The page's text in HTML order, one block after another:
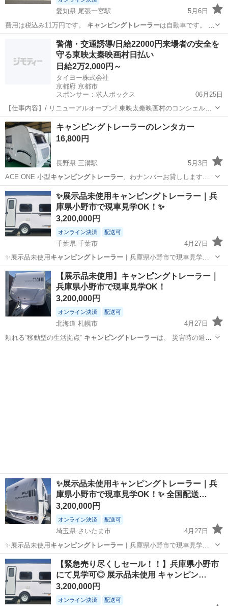
愛知県 尾張一宮駅
5月6日
費用は税込み11万円です。 キャンピングトレーラーは自動車です。 設
置でご利用…一宮市 尾張一宮駅 その他
キャンピングトレーラー
警備・交通誘導/日給22000円来場者の安全を
守る東映太秦映画村日払い
日給2万2,000円～
タイヨー株式会社
京都府 京都市
スポンサー：求人ボックス
06月25日
【仕事内容】/ リニューアルオープン! 東映太秦映画村のコンシェルジ
ュ! お仕事内容 リニューアルオープンする東映太秦映画村での 警備ス
タッフをお願いします! 目指せ!「おもてなし」のできる警備員! 具体的
には…? ・出入管理業務...
アルバイト・パート
キャンピングトレーラーのレンタカー
16,800円
長野県 三溝駅
5月3日
ACE ONE 小型キャンピングトレーラー、わナンバーお貸しします。
…長野 松本市 三溝駅 その他 キャンピングトレーラー
✨展示品未使用キャンピングトレーラー｜兵
庫県小野市で現車見学OK！✨
3,200,000円
オンライン決済 配送可
千葉県 千葉市
4月27日
✨展示品未使用 キャンピングトレーラー｜兵庫県小野市で現車見学
OK！…
千葉 千葉市 外装、車外用品 キャンピングトレーラー
【展示品未使用】キャンピングトレーラー｜
兵庫県小野市で現車見学OK！
3,200,000円
オンライン決済 配送可
北海道 札幌市
4月27日
頼れる“移動型の生活拠点” キャンピングトレーラーは、 災害時の避難
✨展示品未使用キャンピングトレーラー｜兵
庫県小野市で現車見学OK！✨ 全国配送…
3,200,000円
オンライン決済 配送可
埼玉県 さいたま市
4月27日
✨展示品未使用 キャンピングトレーラー｜兵庫県小野市で現車見学
OK！…
埼玉 さいたま市 外装、車外用品
キャンピングトレーラー
【緊急売り尽くしセール！！】兵庫県小野市
にて見学可◎ 展示品未使用 キャンピン…
3,200,000円
オンライン決済 配送可